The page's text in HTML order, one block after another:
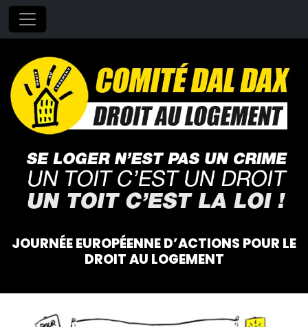
JOURNÉE EUROPÉENNE D’ACTIONS POUR LE
DROIT AU LOGEMENT